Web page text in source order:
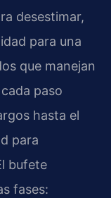
desestimar,
para una
que manejan
paso
hasta el
para
bufete
fases: